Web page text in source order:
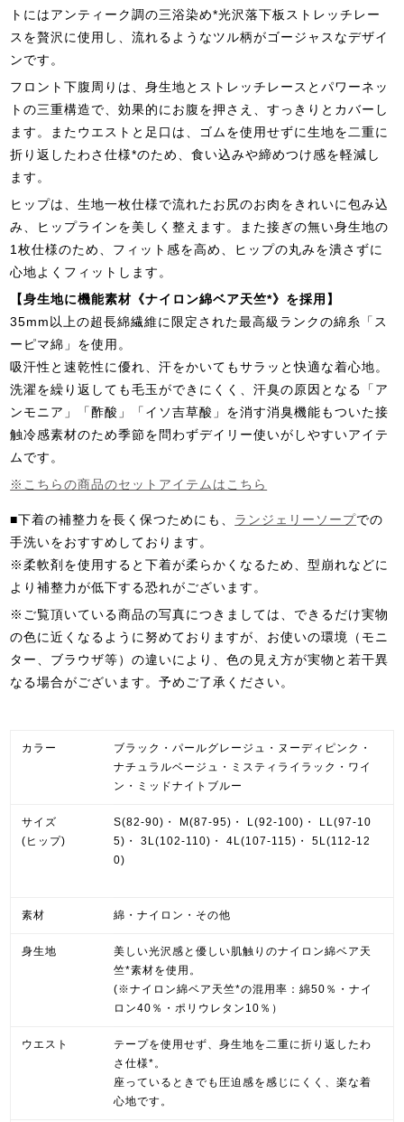
トにはアンティーク調の三浴染め*光沢落下板ストレッチレー
スを贅沢に使用し、流れるようなツル柄がゴージャスなデザイ
ンです。
フロント下腹周りは、身生地とストレッチレースとパワーネッ
トの三重構造で、効果的にお腹を押さえ、すっきりとカバーし
ます。またウエストと足口は、ゴムを使用せずに生地を二重に
折り返したわさ仕様*のため、食い込みや締めつけ感を軽減し
ます。
ヒップは、生地一枚仕様で流れたお尻のお肉をきれいに包み込
み、ヒップラインを美しく整えます。また接ぎの無い身生地の
1枚仕様のため、フィット感を高め、ヒップの丸みを潰さずに
心地よくフィットします。
【身生地に機能素材《ナイロン綿ベア天竺*》を採用】
35mm以上の超長綿繊維に限定された最高級ランクの綿糸「ス
ーピマ綿」を使用。
吸汗性と速乾性に優れ、汗をかいてもサラッと快適な着心地。
洗濯を繰り返しても毛玉ができにくく、汗臭の原因となる「ア
ンモニア」「酢酸」「イソ吉草酸」を消す消臭機能もついた接
触冷感素材のため季節を問わずデイリー使いがしやすいアイテ
ムです。
※こちらの商品のセットアイテムはこちら
■下着の補整力を長く保つためにも、 ランジェリーソープでの
手洗いをおすすめしております。
※柔軟剤を使用すると下着が柔らかくなるため、型崩れなどに
より補整力が低下する恐れがございます。
※ご覧頂いている商品の写真につきましては、できるだけ実物
の色に近くなるように努めておりますが、お使いの環境（モニ
ター、ブラウザ等）の違いにより、色の見え方が実物と若干異
なる場合がございます。予めご了承ください。
カラー
ブラック・パールグレージュ・ヌーディピンク・
ナチュラルベージュ・ミスティライラック・ワイ
ン・ミッドナイトブルー
サイズ
(ヒップ)
S(82-90)・ M(87-95)・ L(92-100)・ LL(97-10
5)・ 3L(102-110)・ 4L(107-115)・ 5L(112-12
0)
素材 綿・ナイロン・その他
身生地
美しい光沢感と優しい肌触りのナイロン綿ベア天
竺*素材を使用。
(※ナイロン綿ベア天竺*の混用率：綿50％・ナイ
ロン40％・ポリウレタン10％）
ウエスト
テープを使用せず、身生地を二重に折り返したわ
さ仕様*。
座っているときでも圧迫感を感じにくく、楽な着
心地です。